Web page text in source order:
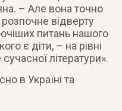
– Але вона точно
відверту
питань нашого
є діти, – на рівні
літератури».
в Україні та